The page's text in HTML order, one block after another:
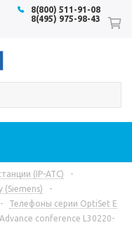
8(800) 511-91-08
8(495) 975-98-43
(IP-АТС)
-
(Siemens)
-
-
Телефоны серии OptiSet E
conference L30220-